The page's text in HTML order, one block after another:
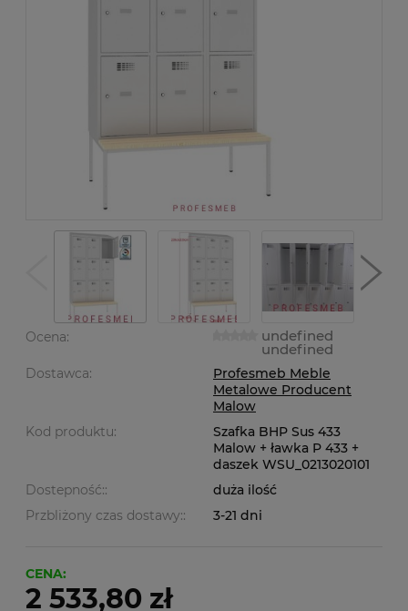
Ocena: undefined
undefined
Dostawca:
Profesmeb Meble
Metalowe Producent
Malow
Kod produktu:
Szafka BHP Sus 433
Malow + ławka P 433 +
daszek WSU_0213020101
Dostepność::
duża ilość
Przbliżony czas dostawy::
3-21 dni
CENA:
2 533,80 zł